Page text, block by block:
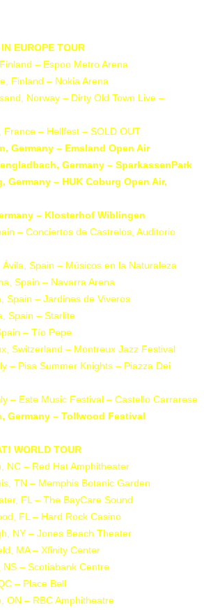
EUROPE TOUR
– Espoo Metro Arena
Finland – Nokia Arena
Norway – Dirty Old Town Live –
France – Hellfest – SOLD OUT
Germany – Emsland Open Air
Germany – SparkassenPark
Germany – HUK Coburg Open Air,
– Klosterhof Wiblingen
– Conciertos de Castrelos, Auditorio
Spain – Músicos en la Naturaleza
Spain – Navarra Arena
Spain – Jardines de Viveros
Spain – Starlite
– Tío Pepe
Switzerland – Montreux Jazz Festival
– Pisa Summer Knights – Piazza Dei
– Este Music Festival – Castello Carrarese
Germany – Tollwood Festival
WORLD TOUR
NC – Red Hat Amphitheater
TN – Memphis Botanic Garden
FL – The BayCare Sound
FL – Hard Rock Casino
NY – Jones Beach Theater
MA – Xfinity Center
– Scotiabank Centre
– Place Bell
ON – RBC Amphitheatre